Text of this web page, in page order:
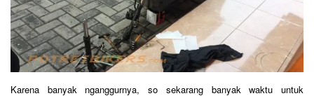
Karena banyak nganggurnya, so sekarang banyak waktu untuk